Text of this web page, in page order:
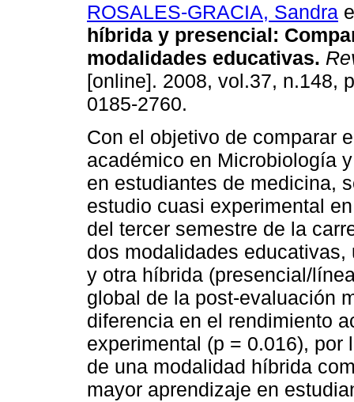
ROSALES-GRACIA, Sandra
híbrida y presencial:
modalidades educativas.
[online]. 2008, vol.37, n.148,
0185-2760.
Con el objetivo de comparar
académico en Microbiología
en estudiantes de medicina,
estudio cuasi experimental
del tercer semestre de la
dos modalidades educativas,
y otra híbrida (presencial/
global de la post-evaluación
diferencia en el rendimiento
experimental (p = 0.016),
de una modalidad híbrida
mayor aprendizaje en